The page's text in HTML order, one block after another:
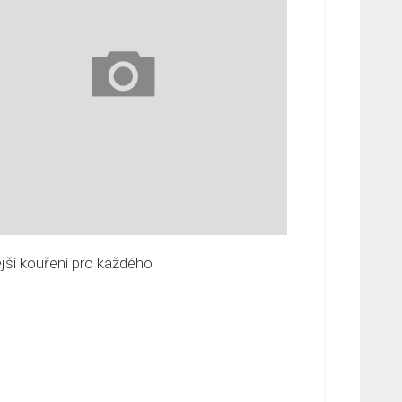
kouření pro každého